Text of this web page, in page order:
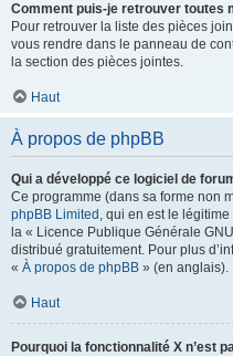
Comment puis-je retrouver toutes
Pour retrouver la liste des pièces
vous rendre dans le panneau de
la section des pièces jointes.
Haut
À propos de phpBB
Qui a développé ce logiciel de
Ce programme (dans sa forme non
phpBB Limited , qui en est le
la « Licence Publique Générale
distribué gratuitement. Pour plus
« À propos de phpBB » (en anglais).
Haut
Pourquoi la fonctionnalité X n’est